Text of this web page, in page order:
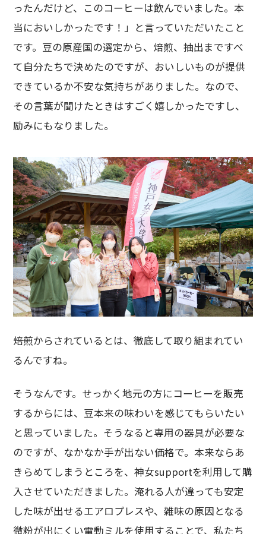
ったんだけど、このコーヒーは飲んでいました。本
当においしかったです！」と言っていただいたこと
です。豆の原産国の選定から、焙煎、抽出まですべ
て自分たちで決めたのですが、おいしいものが提供
できているか不安な気持ちがありました。なので、
その言葉が聞けたときはすごく嬉しかったですし、
励みにもなりました。
――焙煎からされているとは、徹底して取り組まれてい
るんですね。
そうなんです。せっかく地元の方にコーヒーを販売
するからには、豆本来の味わいを感じてもらいたい
と思っていました。そうなると専用の器具が必要な
のですが、なかなか手が出ない価格で。本来ならあ
きらめてしまうところを、神女supportを利用して購
入させていただきました。淹れる人が違っても安定
した味が出せるエアロプレスや、雑味の原因となる
微粉が出にくい電動ミルを使用することで、私たち